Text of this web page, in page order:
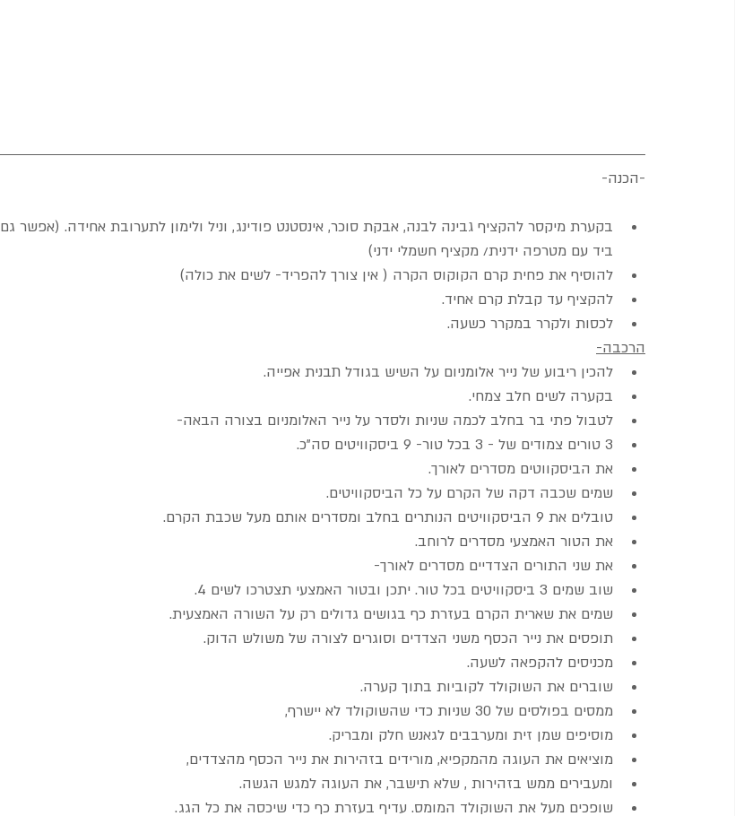
-הכנה-
בקערת מיקסר להקציף גבינה לבנה, אבקת סוכר, אינסטנט פודינג, וניל ולימון לתערובת אחידה. (אפשר גם
ביד עם מטרפה ידנית/ מקציף חשמלי ידני)
להוסיף את פחית קרם הקוקוס הקרה ( אין צורך להפריד- לשים את כולה)
להקציף עד קבלת קרם אחיד.
לכסות ולקרר במקרר כשעה.
הרכבה-
להכין ריבוע של נייר אלומניום על השיש בגודל תבנית אפייה.
בקערה לשים חלב צמחי.
לטבול פתי בר בחלב לכמה שניות ולסדר על נייר האלומניום בצורה הבאה-
3 טורים צמודים של - 3 בכל טור- 9 ביסקוויטים סה"כ.
את הביסקווטים מסדרים לאורך.
שמים שכבה דקה של הקרם על כל הביסקוויטים.
טובלים את 9 הביסקוויטים הנותרים בחלב ומסדרים אותם מעל שכבת הקרם.
את הטור האמצעי מסדרים לרוחב.
את שני התורים הצדדיים מסדרים לאורך-
שוב שמים 3 ביסקוויטים בכל טור. יתכן ובטור האמצעי תצטרכו לשים 4.
שמים את שארית הקרם בעזרת כף בגושים גדולים רק על השורה האמצעית.
תופסים את נייר הכסף משני הצדדים וסוגרים לצורה של משולש הדוק.
מכניסים להקפאה לשעה.
שוברים את השוקולד לקוביות בתוך קערה.
ממסים בפולסים של 30 שניות כדי שהשוקולד לא יישרף,
מוסיפים שמן זית ומערבבים לגאנש חלק ומבריק.
מוציאים את העוגה מהמקפיא, מורידים בזהירות את נייר הכסף מהצדדים,
ומעבירים ממש בזהירות , שלא תישבר, את העוגה למגש הגשה.
שופכים מעל את השוקולד המומס. עדיף בעזרת כף כדי שיכסה את כל הגג.